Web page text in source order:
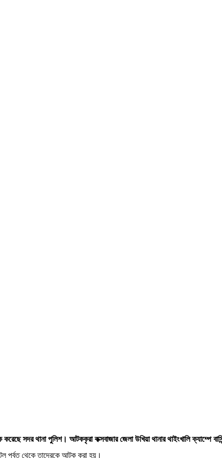
সদর থানা পুলিশ। আটককৃরা কক্সবাজার জেলা উখিয়া থানার থাইংখালি ক্যাম্পে
পর্বত থেকে তাদেরকে আটক করা হয়।